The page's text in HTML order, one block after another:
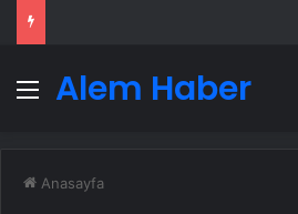
MenüAlem Haber
Anasayfa